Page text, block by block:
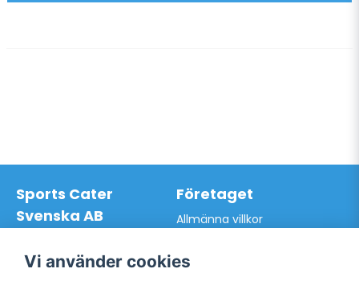
Sports Cater
Svenska AB
Org.nr: 559024-7762
Företaget
Allmänna villkor
Bli kund / Logga in
Vi använder cookies